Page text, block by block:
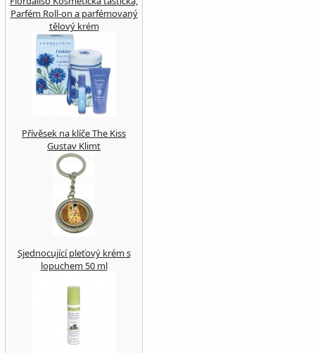
Parfém Roll-on a parfémovaný
tělový krém
Přívěsek na klíče The Kiss
Gustav Klimt
Sjednocující pleťový krém s
lopuchem 50 ml